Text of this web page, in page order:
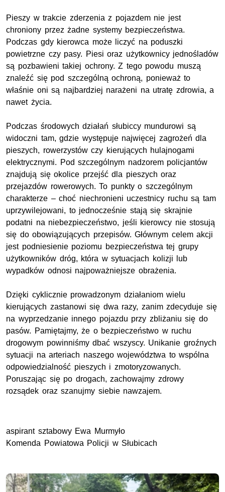
Pieszy w trakcie zderzenia z pojazdem nie jest
chroniony przez żadne systemy bezpieczeństwa.
Podczas gdy kierowca może liczyć na poduszki
powietrzne czy pasy. Piesi oraz użytkownicy jednośladów
są pozbawieni takiej ochrony. Z tego powodu muszą
znaleźć się pod szczególną ochroną, ponieważ to
właśnie oni są najbardziej narażeni na utratę zdrowia, a
nawet życia.
Podczas środowych działań słubiccy mundurowi są
widoczni tam, gdzie występuje najwięcej zagrożeń dla
pieszych, rowerzystów czy kierujących hulajnogami
elektrycznymi. Pod szczególnym nadzorem policjantów
znajdują się okolice przejść dla pieszych oraz
przejazdów rowerowych. To punkty o szczególnym
charakterze – choć niechronieni uczestnicy ruchu są tam
uprzywilejowani, to jednocześnie stają się skrajnie
podatni na niebezpieczeństwo, jeśli kierowcy nie stosują
się do obowiązujących przepisów. Głównym celem akcji
jest podniesienie poziomu bezpieczeństwa tej grupy
użytkowników dróg, która w sytuacjach kolizji lub
wypadków odnosi najpoważniejsze obrażenia.
Dzięki cyklicznie prowadzonym działaniom wielu
kierujących zastanowi się dwa razy, zanim zdecyduje się
na wyprzedzanie innego pojazdu przy zbliżaniu się do
pasów. Pamiętajmy, że o bezpieczeństwo w ruchu
drogowym powinniśmy dbać wszyscy. Unikanie groźnych
sytuacji na arteriach naszego województwa to wspólna
odpowiedzialność pieszych i zmotoryzowanych.
Poruszając się po drogach, zachowajmy zdrowy
rozsądek oraz szanujmy siebie nawzajem.
aspirant sztabowy Ewa Murmyło
Komenda Powiatowa Policji w Słubicach